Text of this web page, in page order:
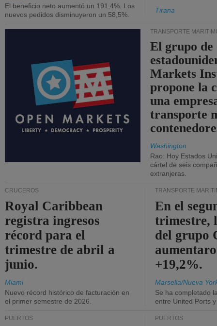
El beneficio neto aumentó un 191,4%. Los
nuevos pedidos disminuyeron un 58,5%.
Tirana
TRANSPORTE
El grupo de
Markets
propone la
una
transporte
Washington
Rao: Hoy Estados
cártel de seis
extranjeras.
CRUCEROS
Royal Caribbean
registra ingresos
récord para el
trimestre de abril a
junio.
Miami
Nuevo récord histórico de facturación en
el primer semestre de 2026.
TRANSPORTE
En el
trimestre,
del grupo
+19,2%.
Marsella/Nueva
Se ha completado
entre United Ports
PUERTOS PUERTOS